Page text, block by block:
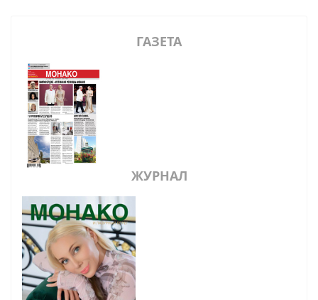
ГАЗЕТА
ЖУРНАЛ